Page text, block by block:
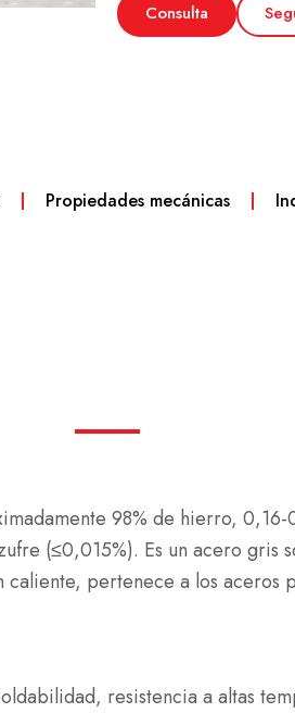
Consulta
Propiedades mecánicas
98% de hierro,
(≤0,015%). Es un acero
pertenece a los
resistencia a altas